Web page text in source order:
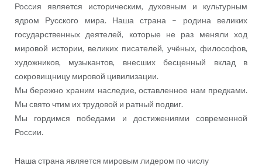
Россия является историческим, духовным и культурным
ядром Русского мира. Наша страна – родина великих
государственных деятелей, которые не раз меняли ход
мировой истории, великих писателей, учёных, философов,
художников, музыкантов, внесших бесценный вклад в
сокровищницу мировой цивилизации.
Мы бережно храним наследие, оставленное нам предками.
Мы свято чтим их трудовой и ратный подвиг.
Мы гордимся победами и достижениями современной
России.
Наша страна является мировым лидером по числу